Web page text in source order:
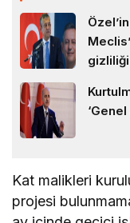
Kat malikleri
projesi